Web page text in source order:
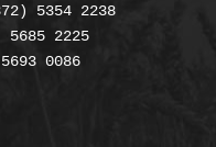
5354 2238
2225
0086